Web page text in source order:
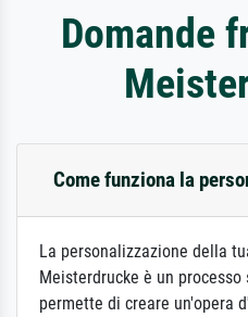
Domande
Come funziona la
La personalizzazione della
Meisterdrucke è un
permette di creare un'opera